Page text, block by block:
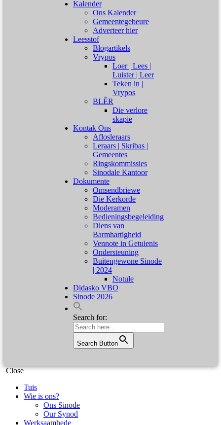
Kalender
Ons Kalender
Gemeentegebeure
Adverteer hier
Leesstof
Blogartikels
Vrypos
Loer | Lees |
Luister | Leer
Teken in |
Vrypos
BLÊR
Die verlore
skapie
Kontak Ons
Aflosleraars
Leraars | Skribas |
Gemeentes
Ringskommissies
Sinodale Kantoor
Dokumente
Omsendbriewe
Die Kerkorde
Moderamen
Bedieningsbegeleiding
Diens van
Barmhartigheid
Vennote in Getuienis
Ondersteuning
Buitengewone Sinode
| 2024
Notule
Didasko VBO
Sinode 2026
Search for:
Search Button
Close
Tuis
Wie is ons?
Ons Sinode
Our Synod
Werksaamhede